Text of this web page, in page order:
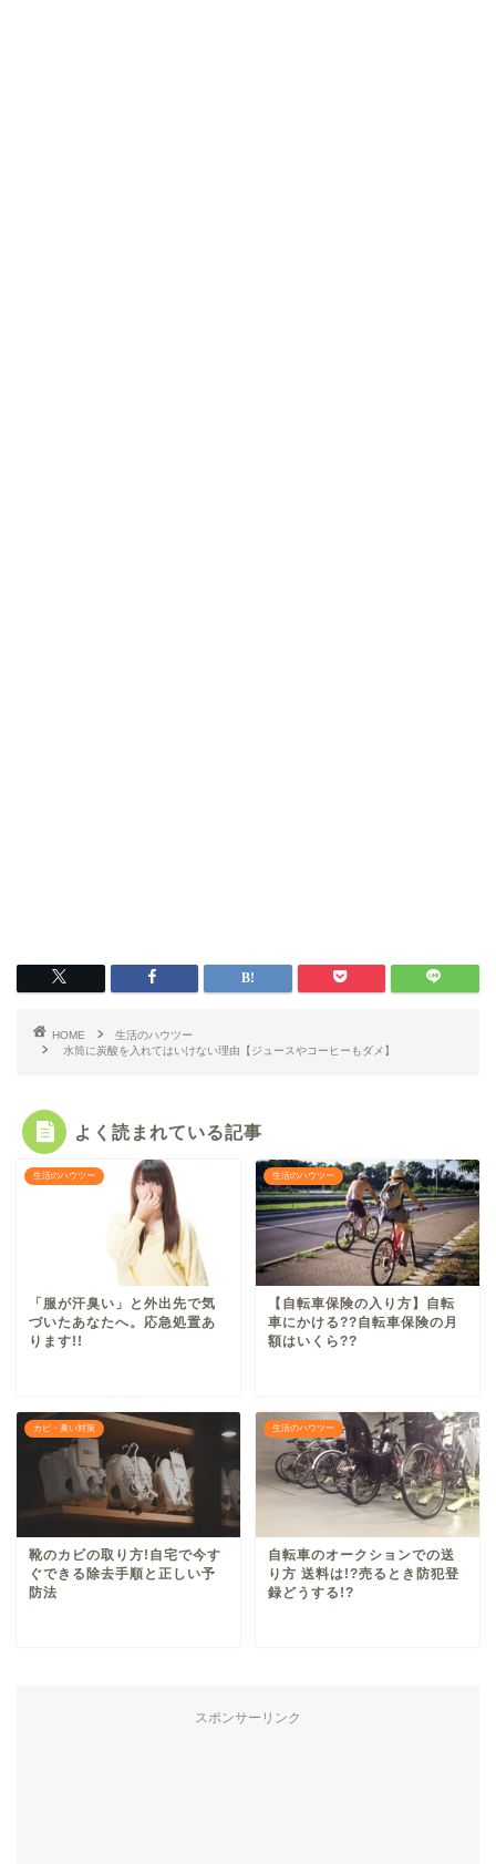
HOME
生活のハウツー
水筒に炭酸を入れてはいけない理由【ジュースやコーヒーもダメ】
よく読まれている記事
生活のハウツー
「服が汗臭い」と外出先で気
づいたあなたへ。応急処置あ
ります!!
生活のハウツー
【自転車保険の入り方】自転
車にかける??自転車保険の月
額はいくら??
カビ・臭い対策
靴のカビの取り方!自宅で今す
ぐできる除去手順と正しい予
防法
生活のハウツー
自転車のオークションでの送
り方 送料は!?売るとき防犯登
録どうする!?
スポンサーリンク